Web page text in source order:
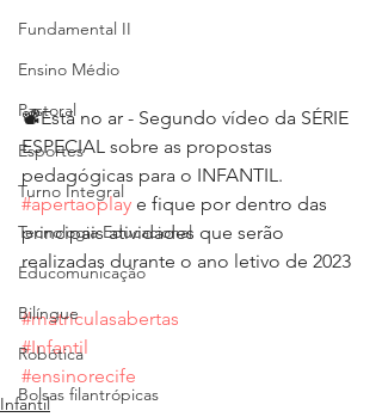
Fundamental II
Ensino Médio
Pastoral
Esportes
Turno Integral
Tecnologia Educacional
Educomunicação
Bilíngue
Robótica
Bolsas filantrópicas
📽Está no ar - Segundo vídeo da SÉRIE
ESPECIAL sobre as propostas
pedagógicas para o INFANTIL.
#apertaoplay e fique por dentro das
principais atividades que serão
realizadas durante o ano letivo de 2023
#matrículasabertas
#Infantil
#ensinorecife
Infantil